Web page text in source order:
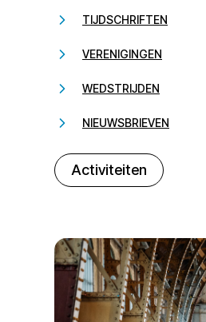
TIJDSCHRIFTEN
VERENIGINGEN
WEDSTRIJDEN
NIEUWSBRIEVEN
Activiteiten
232323